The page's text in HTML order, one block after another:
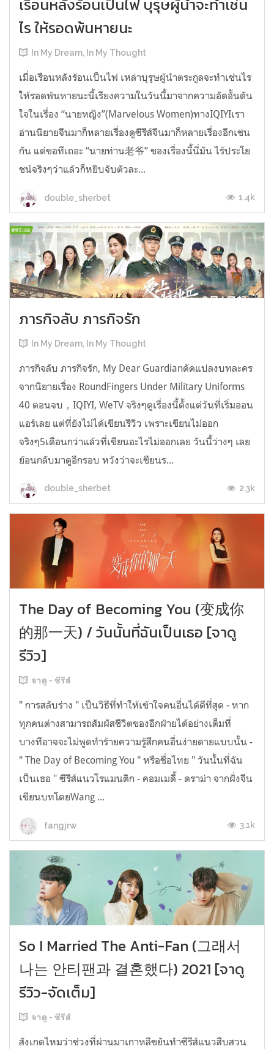
เรือนหลังร้อนเป็นไฟ บุรุษผู้นำจะทำเช่น
ไร ให้รอดพ้นหายนะ
In My Dream, In My Thought
เมื่อเรือนหลังร้อนเป็นไฟ เหล่าบุรุษผู้นำตระกูลจะทำเช่นไร
ให้รอดพ้นหายนะนี้เรียงความในวันนี้มาจากความอัดอั้นตัน
ใจในเรื่อง “นายหญิง”(Marvelous Women)ทางIQIYIเรา
อ่านนิยายจีนมาก็หลายเรื่องดูซีรีส์จีนมาก็หลายเรื่องอีกเช่น
กัน แต่ขอทีเถอะ “นายท่าน老爷” ของเรื่องนี้นี่มัน ไร้ประโย
ชน์จริงๆว่าแล้วก็หยิบจับตัวละ...
double_sherbet 1.4k
ภารกิจลับ ภารกิจรัก
In My Dream, In My Thought
ภารกิจลับ ภารกิจรัก, My Dear Guardianดัดแปลงบทละคร
จากนิยายเรื่อง RoundFingers Under Military Uniforms
40 ตอนจบ，IQIYI, WeTV จริงๆดูเรื่องนี้ตั้งแต่วันที่เริ่มออน
แอร์เลย แต่ที่ยังไม่ได้เขียนรีวิว เพราะเขียนไม่ออก
จริงๆ5เดือนกว่าแล้วที่เขียนอะไรไม่ออกเลย วันนี้ว่างๆ เลย
ย้อนกลับมาดูอีกรอบ หวังว่าจะเขียนร...
double_sherbet 2.3k
The Day of Becoming You (变成你
的那一天) / วันนั้นที่ฉันเป็นเธอ [จาดู
รีวิว]
จาดู - ซีรีส์
" การสลับร่าง " เป็นวิธีที่ทำให้เข้าใจคนอื่นได้ดีที่สุด - หาก
ทุกคนต่างสามารถสัมผัสชีวิตของอีกฝ่ายได้อย่างเต็มที่
บางทีอาจจะไม่พูดทำร้ายความรู้สึกคนอื่นง่ายดายแบบนั้น -
" The Day of Becoming You " หรือชื่อไทย " วันนั้นที่ฉัน
เป็นเธอ " ซีรีส์แนวโรแมนติก - คอมเมดี้ - ดราม่า จากฝั่งจีน
เขียนบทโดยWang ...
fangjrw 3.1k
So I Married The Anti-Fan (그래서
나는 안티팬과 결혼했다) 2021 [จาดู
รีวิว-จัดเต็ม]
จาดู - ซีรีส์
สังเกตไหมว่าช่วงที่ผ่านมาเกาหลีขยันทำซีรีส์แนวสืบสวน